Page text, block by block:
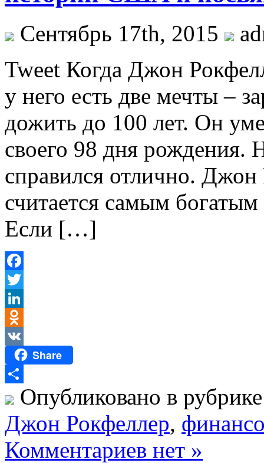
Сентябрь 17th, 2015
Tweet Когда Джон
у него есть две мечты –
дожить до 100 лет. Он
своего 98 дня рождения.
справился отлично.
считается самым
Если […]
Facebook
Twitter
LinkedIn
Odnoklassniki
VK
Share
Отправить
Опубликовано в
Джон Рокфеллер,
Комментариев нет »